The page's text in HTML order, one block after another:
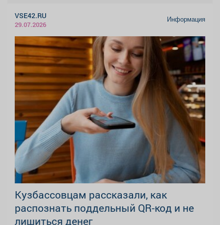
VSE42.RU
29.07.2026
Информация
Кузбассовцам рассказали, как
распознать поддельный QR-код и не
лишиться денег